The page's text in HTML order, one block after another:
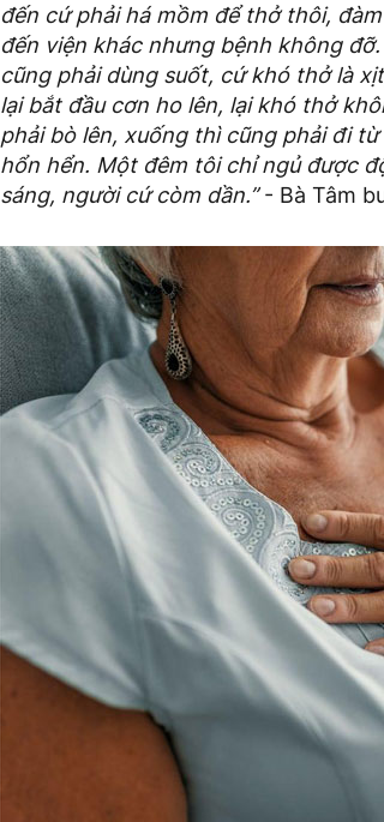
đến cứ phải há mồm để thở thôi,
đến viện khác nhưng bệnh không
cũng phải dùng suốt, cứ khó thở là
lại bắt đầu cơn ho lên, lại khó thở
phải bò lên, xuống thì cũng phải đi
hổn hển. Một đêm tôi chỉ ngủ được
sáng, người cứ còm dần.”- Bà Tâm